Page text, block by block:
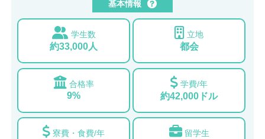
基本情報
学生数
約33,000人
立地
都会
合格率
9%
学費/年
約42,000ドル
寮費・食費/年 留学生